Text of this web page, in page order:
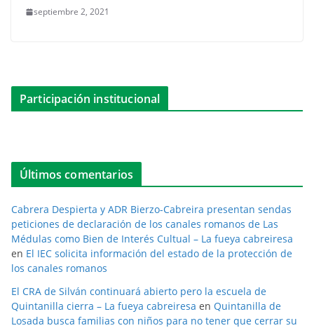
septiembre 2, 2021
Participación institucional
Últimos comentarios
Cabrera Despierta y ADR Bierzo-Cabreira presentan sendas
peticiones de declaración de los canales romanos de Las
Médulas como Bien de Interés Cultual – La fueya cabreiresa
en El IEC solicita información del estado de la protección de
los canales romanos
El CRA de Silván continuará abierto pero la escuela de
Quintanilla cierra – La fueya cabreiresa en Quintanilla de
Losada busca familias con niños para no tener que cerrar su